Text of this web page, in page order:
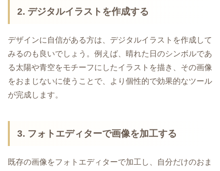
2. デジタルイラストを作成する
デザインに自信がある方は、デジタルイラストを作成して
みるのも良いでしょう。例えば、晴れた日のシンボルであ
る太陽や青空をモチーフにしたイラストを描き、その画像
をおまじないに使うことで、より個性的で効果的なツール
が完成します。
3. フォトエディターで画像を加工する
既存の画像をフォトエディターで加工し、自分だけのおま